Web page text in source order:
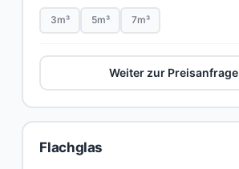
3m³ 5m³ 7m³
Weiter zur Preisanfrage
Flachglas